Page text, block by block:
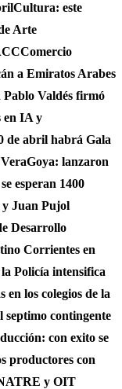
Cultura: este
Arte
Comercio
a Emiratos Arabes
Valdés firmó
en IA y
de abril habrá Gala
Goya: lanzaron
esperan 1400
y Juan Pujol
Desarrollo
Corrientes en
Policía intensifica
en los colegios de la
septimo contingente
con exito se
productores con
y OIT